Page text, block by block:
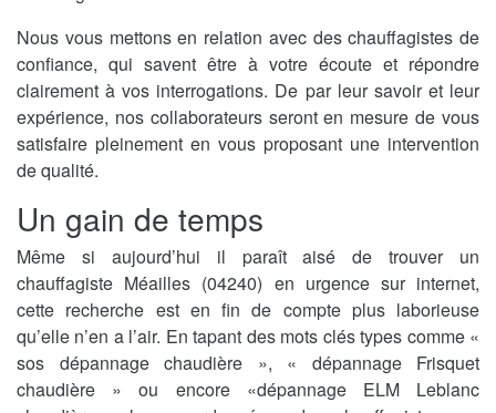
Nous vous mettons en relation avec des chauffagistes de
confiance, qui savent être à votre écoute et répondre
clairement à vos interrogations. De par leur savoir et leur
expérience, nos collaborateurs seront en mesure de vous
satisfaire pleinement en vous proposant une intervention
de qualité.
Un gain de temps
Même si aujourd’hui il paraît aisé de trouver un
chauffagiste Méailles (04240) en urgence sur internet,
cette recherche est en fin de compte plus laborieuse
qu’elle n’en a l’air. En tapant des mots clés types comme «
sos dépannage chaudière », « dépannage Frisquet
chaudière » ou encore «dépannage ELM Leblanc